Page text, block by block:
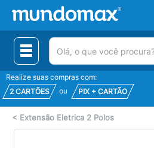
(pesquisar)
Realize suas compras com:
2 CARTÕES
ou PIX + CARTÃO
< Extensão Eletrica 2 Polos